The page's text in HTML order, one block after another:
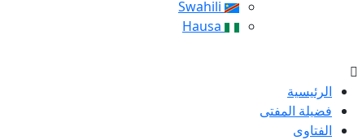
الرئيسية
فضيلة المفتى
الفتاوى